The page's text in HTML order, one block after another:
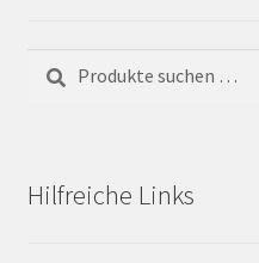
nach:
Hilfreiche Links